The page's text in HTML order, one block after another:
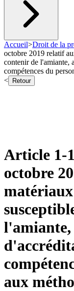
Accueil>Droit de la
octobre 2019 relatif
contenir de l'amiante,
compétences du
<
Retour
Article 1-
octobre
aux